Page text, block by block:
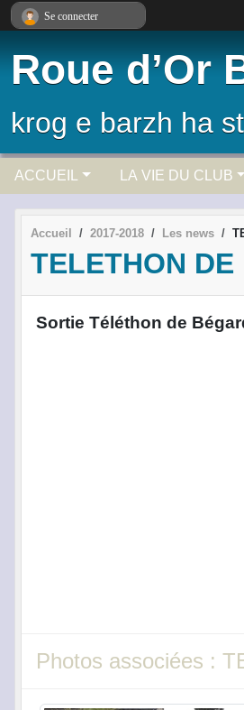
Roue d’Or
krog e barzh ha
ACCUEIL LA VIE DU CLUB
Accueil 2017-2018 Les news
TELETHON DE
Sortie Téléthon de
Photos associées :
Se connecter
Panneau de gestion des cookies